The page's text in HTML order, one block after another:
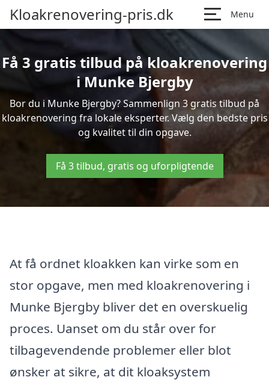
Kloakrenovering-pris.dk Menu
Få 3 gratis tilbud på kloakrenovering
i Munke Bjergby
Bor du i Munke Bjergby? Sammenlign 3 gratis tilbud på
kloakrenovering fra lokale eksperter. Vælg den bedste pris
og kvalitet til din opgave.
Få 3 tilbud, gratis og uforpligtende
At få ordnet kloakken kan virke som en
stor opgave, men med kloakrenovering i
Munke Bjergby bliver det en overskuelig
proces. Uanset om du står over for
tilbagevendende problemer eller blot
ønsker at sikre, at dit kloaksystem